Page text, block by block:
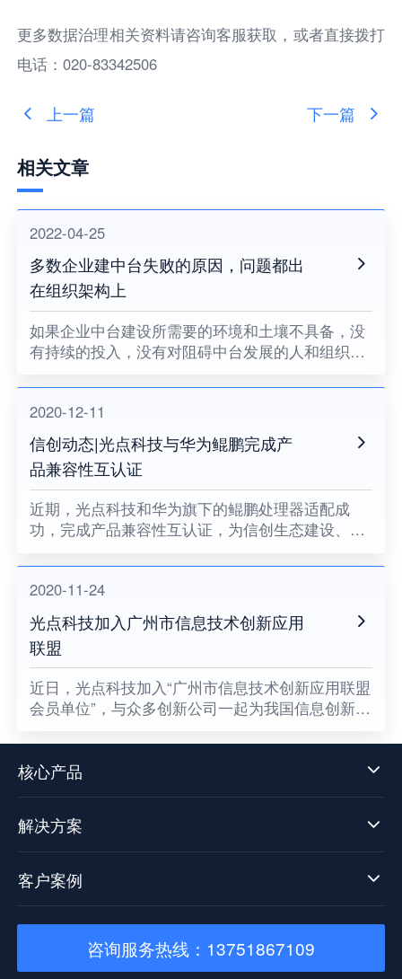
更多数据治理相关资料请咨询客服获取，或者直接拨打
电话：020-83342506
上一篇 下一篇
相关文章
2022-04-25
多数企业建中台失败的原因，问题都出
在组织架构上
如果企业中台建设所需要的环境和土壤不具备，没
有持续的投入，没有对阻碍中台发展的人和组织提
业中台将很难健康地成长。
2020-12-11
信创动态|光点科技与华为鲲鹏完成产
品兼容性互认证
近期，光点科技和华为旗下的鲲鹏处理器适配成
功，完成产品兼容性互认证，为信创生态建设、关
2020-11-24
光点科技加入广州市信息技术创新应用
联盟
​近日，光点科技加入“广州市信息技术创新应用联盟
会员单位”，与众多创新公司一起为我国信息创新发
台技术发展迈向了新阶段。
核心产品
解决方案
客户案例
咨询服务热线：13751867109